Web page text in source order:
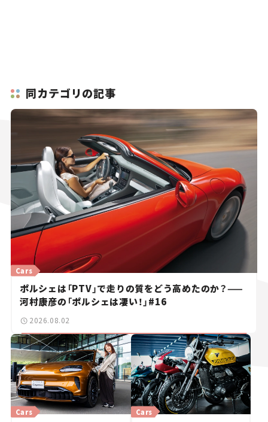
同カテゴリの記事
ポルシェは「PTV」で走りの質をどう高めたのか？——
河村康彦の「ポルシェは凄い！」#16
Cars
2026.08.02
Cars Cars